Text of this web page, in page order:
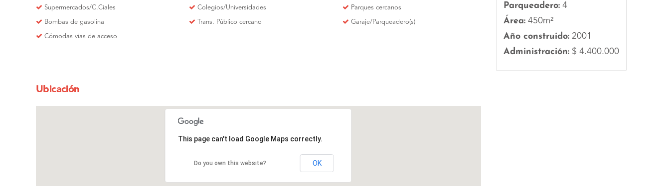
Supermercados/C.Ciales Colegios/Universidades Parques cercanos
Bombas de gasolina Trans. Público cercano Garaje/Parqueadero(s)
Cómodas vias de acceso
Ubicación
This page can't load Google Maps correctly.
Do you own this website? OK
Parqueadero:4
Área:450m²
Año construido:2001
Administración:$ 4.400.000